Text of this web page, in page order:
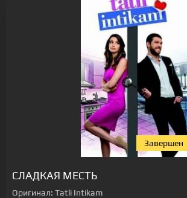
Завершен
СЛАДКАЯ МЕСТЬ
Оригинал: Tatli Intikam